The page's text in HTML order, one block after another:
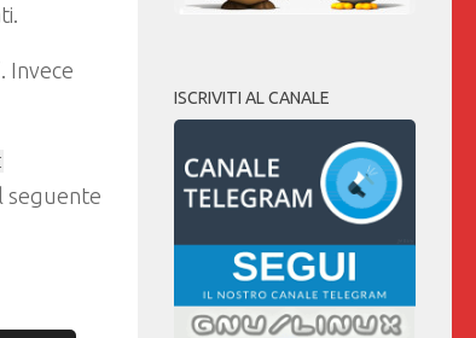
Invece
seguente
ISCRIVITI AL CANALE